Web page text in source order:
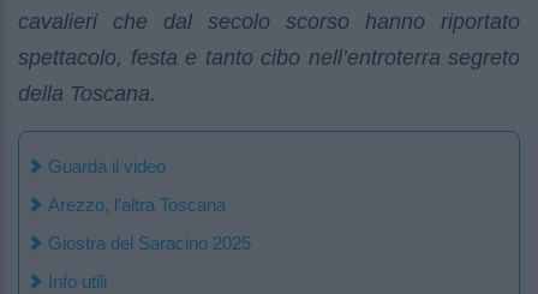
cavalieri che dal secolo scorso hanno riportato
spettacolo, festa e tanto cibo nell’entroterra segreto
della Toscana.
Guarda il video
Arezzo, l’altra Toscana
Giostra del Saracino 2025
Info utili